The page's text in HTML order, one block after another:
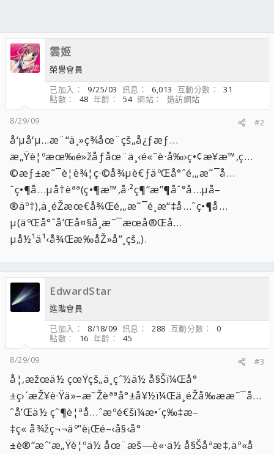
雲姬
榮譽會員
已加入
9/25/03 訊息 6,013 互動分數
31
點數
48 年齡 54 網站
造訪網站
8/29/09
#2
å‘µå‘µ...æ¨“ä¸»ç¾åœ¨çš„å¿ƒæƒ…
æ„Ÿè¦ºæœ‰é»žåƒåœ¨ä¸‹é«˜è·å‰›ç•¢æ¥­æ™‚ç…
©æƒ±æ˜¯è¦è¾¦ç·©å¾µè€ƒäºŒå°ˆé‚„æ˜¯å…
ˆç•¶å…µå†èªª(ç•¶æ™‚å·²ç¶“æ”¶åˆ°å…µå–
®äº†),ä¸éŽæœ€å¾Œé‚„æ˜¯é¸æ“‡å…ˆç•¶å…
µ(äºŒå°ˆå’Œå¤§å­¸æ˜¯æœå®Œå…
µå½¹ä¹‹å¾Œæ‰åŽ»å”¸çš„).
EdwardStar
進階會員
已加入
8/18/09 訊息 288 互動分數
0
點數
16 年齡
45
8/29/09
#3
å¦‚æžœä½ çœŸçš„ä¸çˆ½ä½ å§Šï¼Œå°
±ç›´æŽ¥è·Ÿä»–æ˜Žèªªå°±å¥½ï¼Œä¸éŽå‰ææ˜¯å…
ˆå’Œä½ çˆ¶è¦ªå…ˆæºé€šï¼æ•´ç‰‡æ–
‡ç« å¾žç¬¬äº”è¡Œé–‹å§‹å°
±è®“æˆ‘æ„Ÿè¦ºä½ åœ¨æš—è«·ä½ å§Šåªæ‡‚äº«å